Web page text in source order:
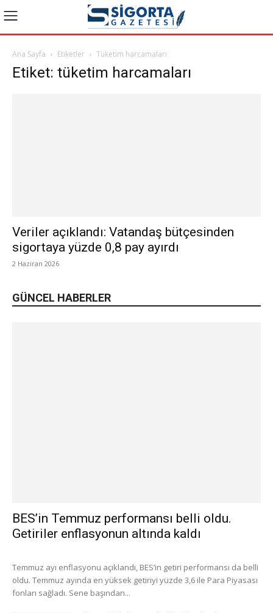
Ana Sayfa Etiketler Tüketim harcamaları
Etiket: tüketim harcamaları
Veriler açıklandı: Vatandaş bütçesinden
sigortaya yüzde 0,8 pay ayırdı
2 Haziran 2026
GÜNCEL HABERLER
BES’in Temmuz performansı belli oldu.
Getiriler enflasyonun altında kaldı
Temmuz ayı enflasyonu açıklandı, BES’in getiri performansı da belli
oldu. Temmuz ayında en yüksek getiriyi yüzde 3,6 ile Para Piyasası
fonları sağladı. Sene başından...